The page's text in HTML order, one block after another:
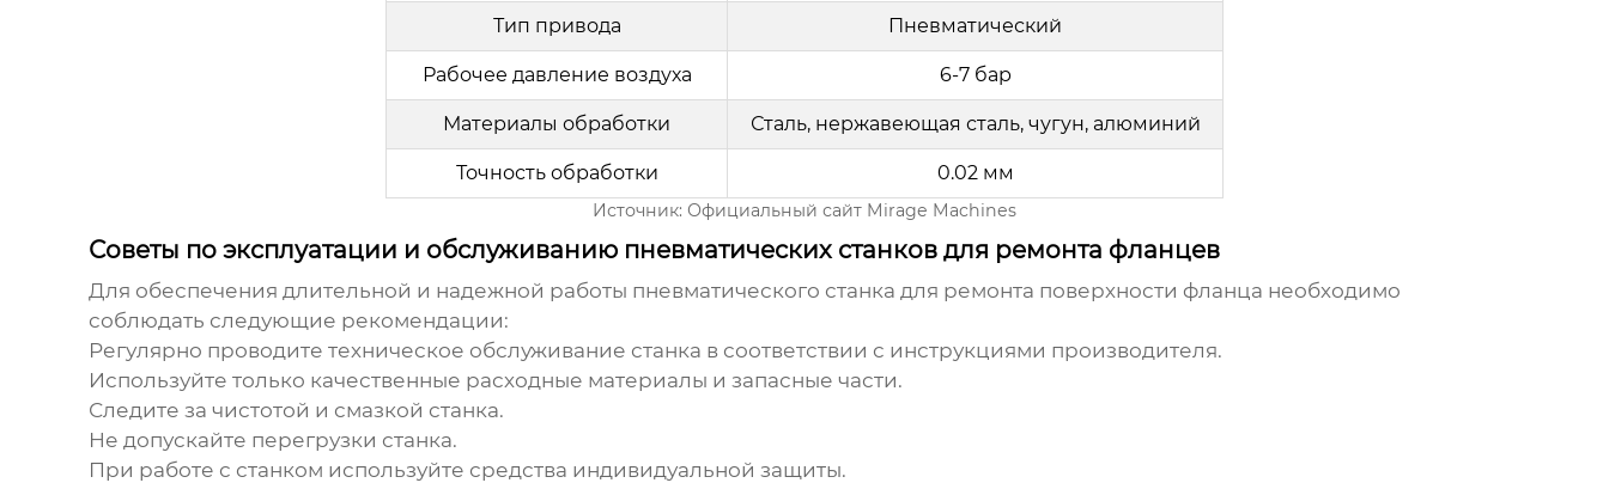
Тип привода Пневматический
Рабочее давление воздуха 6-7 бар
Материалы обработки Сталь, нержавеющая сталь, чугун, алюминий
Точность обработки 0.02 мм
Источник: Официальный сайт Mirage Machines
Советы по эксплуатации и обслуживанию пневматических станков для ремонта фланцев
Для обеспечения длительной и надежной работы пневматического станка для ремонта поверхности фланца необходимо
соблюдать следующие рекомендации:
Регулярно проводите техническое обслуживание станка в соответствии с инструкциями производителя.
Используйте только качественные расходные материалы и запасные части.
Следите за чистотой и смазкой станка.
Не допускайте перегрузки станка.
При работе с станком используйте средства индивидуальной защиты.